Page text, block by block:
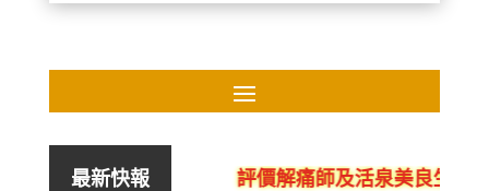
最新快報 評價解痛師及活泉美良生館